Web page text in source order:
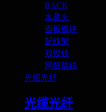
BACK
水晶头
面板模块
配线架
双绞线
网络跳线
光缆光纤
光缆光纤